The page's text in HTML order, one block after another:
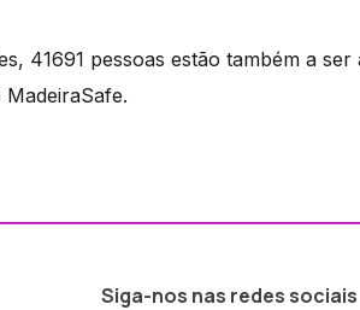
41691 pessoas estão também a
Siga-nos nas redes sociais